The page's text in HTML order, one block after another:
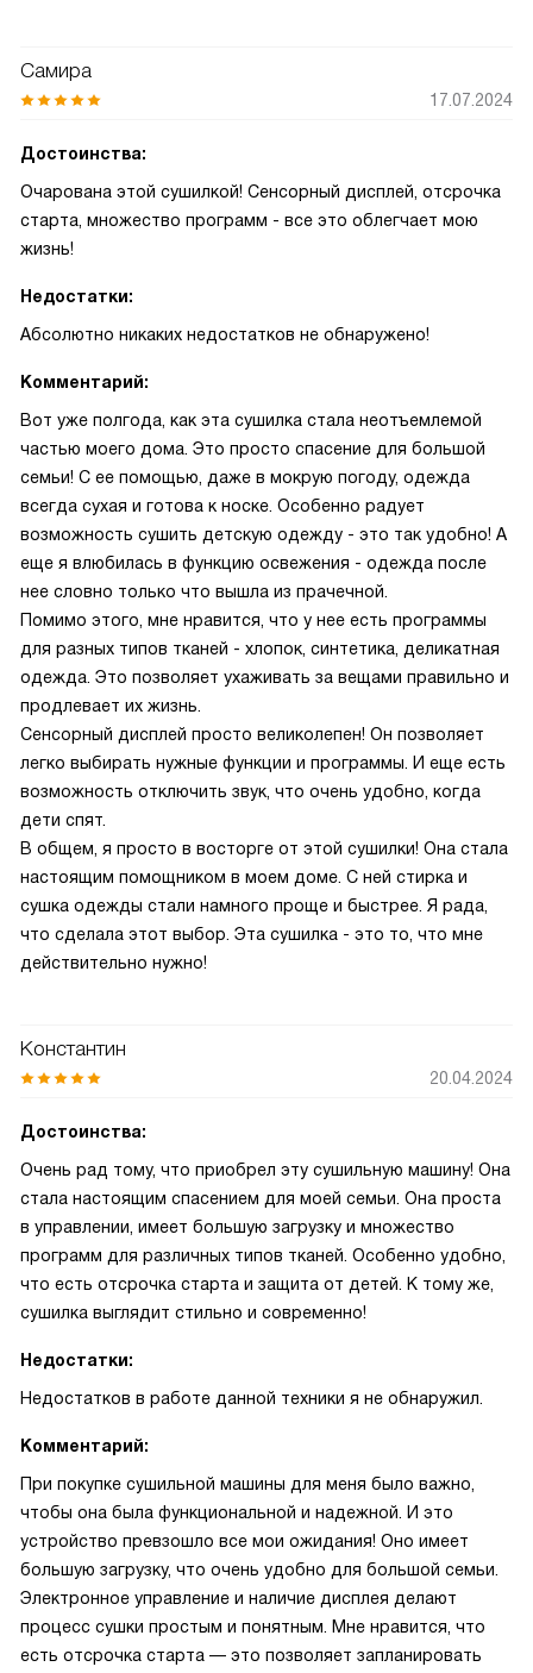
Самира
17.07.2024
Достоинства:
Очарована этой сушилкой! Сенсорный дисплей, отсрочка
старта, множество программ - все это облегчает мою
жизнь!
Недостатки:
Абсолютно никаких недостатков не обнаружено!
Комментарий:
Вот уже полгода, как эта сушилка стала неотъемлемой
частью моего дома. Это просто спасение для большой
семьи! С ее помощью, даже в мокрую погоду, одежда
всегда сухая и готова к носке. Особенно радует
возможность сушить детскую одежду - это так удобно! А
еще я влюбилась в функцию освежения - одежда после
нее словно только что вышла из прачечной.
Помимо этого, мне нравится, что у нее есть программы
для разных типов тканей - хлопок, синтетика, деликатная
одежда. Это позволяет ухаживать за вещами правильно и
продлевает их жизнь.
Сенсорный дисплей просто великолепен! Он позволяет
легко выбирать нужные функции и программы. И еще есть
возможность отключить звук, что очень удобно, когда
дети спят.
В общем, я просто в восторге от этой сушилки! Она стала
настоящим помощником в моем доме. С ней стирка и
сушка одежды стали намного проще и быстрее. Я рада,
что сделала этот выбор. Эта сушилка - это то, что мне
действительно нужно!
Константин
20.04.2024
Достоинства:
Очень рад тому, что приобрел эту сушильную машину! Она
стала настоящим спасением для моей семьи. Она проста
в управлении, имеет большую загрузку и множество
программ для различных типов тканей. Особенно удобно,
что есть отсрочка старта и защита от детей. К тому же,
сушилка выглядит стильно и современно!
Недостатки:
Недостатков в работе данной техники я не обнаружил.
Комментарий:
При покупке сушильной машины для меня было важно,
чтобы она была функциональной и надежной. И это
устройство превзошло все мои ожидания! Оно имеет
большую загрузку, что очень удобно для большой семьи.
Электронное управление и наличие дисплея делают
процесс сушки простым и понятным. Мне нравится, что
есть отсрочка старта — это позволяет запланировать